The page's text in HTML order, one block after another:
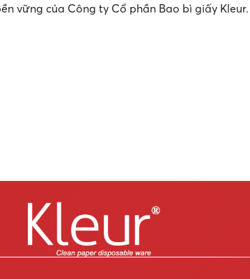
vững của Công ty Cổ phần Bao bì giấy Kleur.